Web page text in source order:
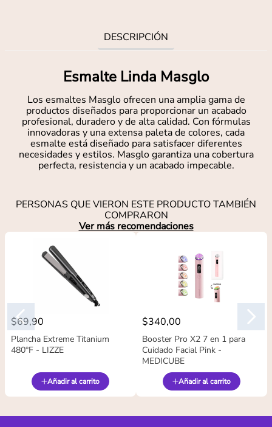
DESCRIPCIÓN
Esmalte Linda Masglo
Los esmaltes Masglo ofrecen una amplia gama de
productos diseñados para proporcionar un acabado
profesional, duradero y de alta calidad. Con fórmulas
innovadoras y una extensa paleta de colores, cada
esmalte está diseñado para satisfacer diferentes
necesidades y estilos. Masglo garantiza una cobertura
perfecta, resistencia y un acabado impecable.
PERSONAS QUE VIERON ESTE PRODUCTO TAMBIÉN
COMPRARON
Ver más recomendaciones
$69,90
Plancha Extreme Titanium
480°F - LIZZE
Añadir al carrito
$340,00
Booster Pro X2 7 en 1 para
Cuidado Facial Pink -
MEDICUBE
Añadir al carrito